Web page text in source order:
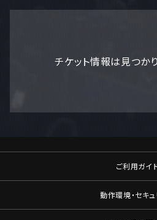
チケット情報は見つか
ご利用ガイ
動作環境・セキュ